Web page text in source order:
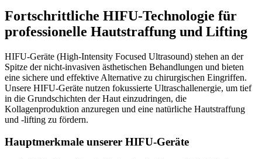
Fortschrittliche HIFU-Technologie für
professionelle Hautstraffung und Lifting
HIFU-Geräte (High-Intensity Focused Ultrasound) stehen an der
Spitze der nicht-invasiven ästhetischen Behandlungen und bieten
eine sichere und effektive Alternative zu chirurgischen Eingriffen.
Unsere HIFU-Geräte nutzen fokussierte Ultraschallenergie, um tief
in die Grundschichten der Haut einzudringen, die
Kollagenproduktion anzuregen und eine natürliche Hautstraffung
und -lifting zu fördern.
Hauptmerkmale unserer HIFU-Geräte